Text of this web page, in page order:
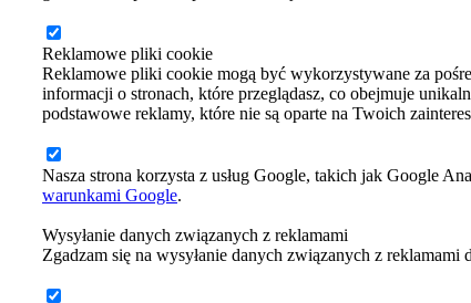
Reklamowe pliki cookie
Reklamowe pliki cookie mogą być wykorzystywane za
informacji o stronach, które przeglądasz, co obejmuje
podstawowe reklamy, które nie są oparte na Twoich
Nasza strona korzysta z usług Google, takich jak Google
warunkami Google.
Wysyłanie danych związanych z reklamami
Zgadzam się na wysyłanie danych związanych z reklamami